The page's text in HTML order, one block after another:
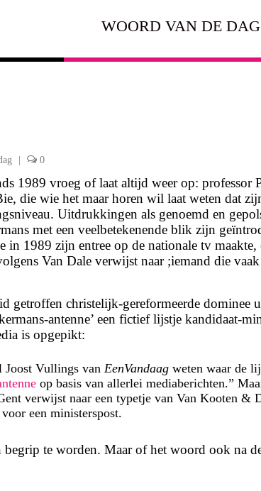
WOORD VAN DE DAG
0
1989 vroeg of laat altijd weer op: professor
die wie het maar horen wil laat weten dat
Uitdrukkingen als genoemd en
met een veelbetekenende blik zijn
in 1989 zijn entree op de nationale tv maakte,
Van Dale verwijst naar ;iemand die
getroffen christelijk-gereformeerde dominee
antenne’ een fictief lijstje kandidaat-
is opgepikt:
Joost Vullings van EenVandaag weten waar de
op basis van allerlei mediaberichten.”
verwijst naar een typetje van Van Kooten &
een ministerspost.
begrip te worden. Maar of het woord ook na